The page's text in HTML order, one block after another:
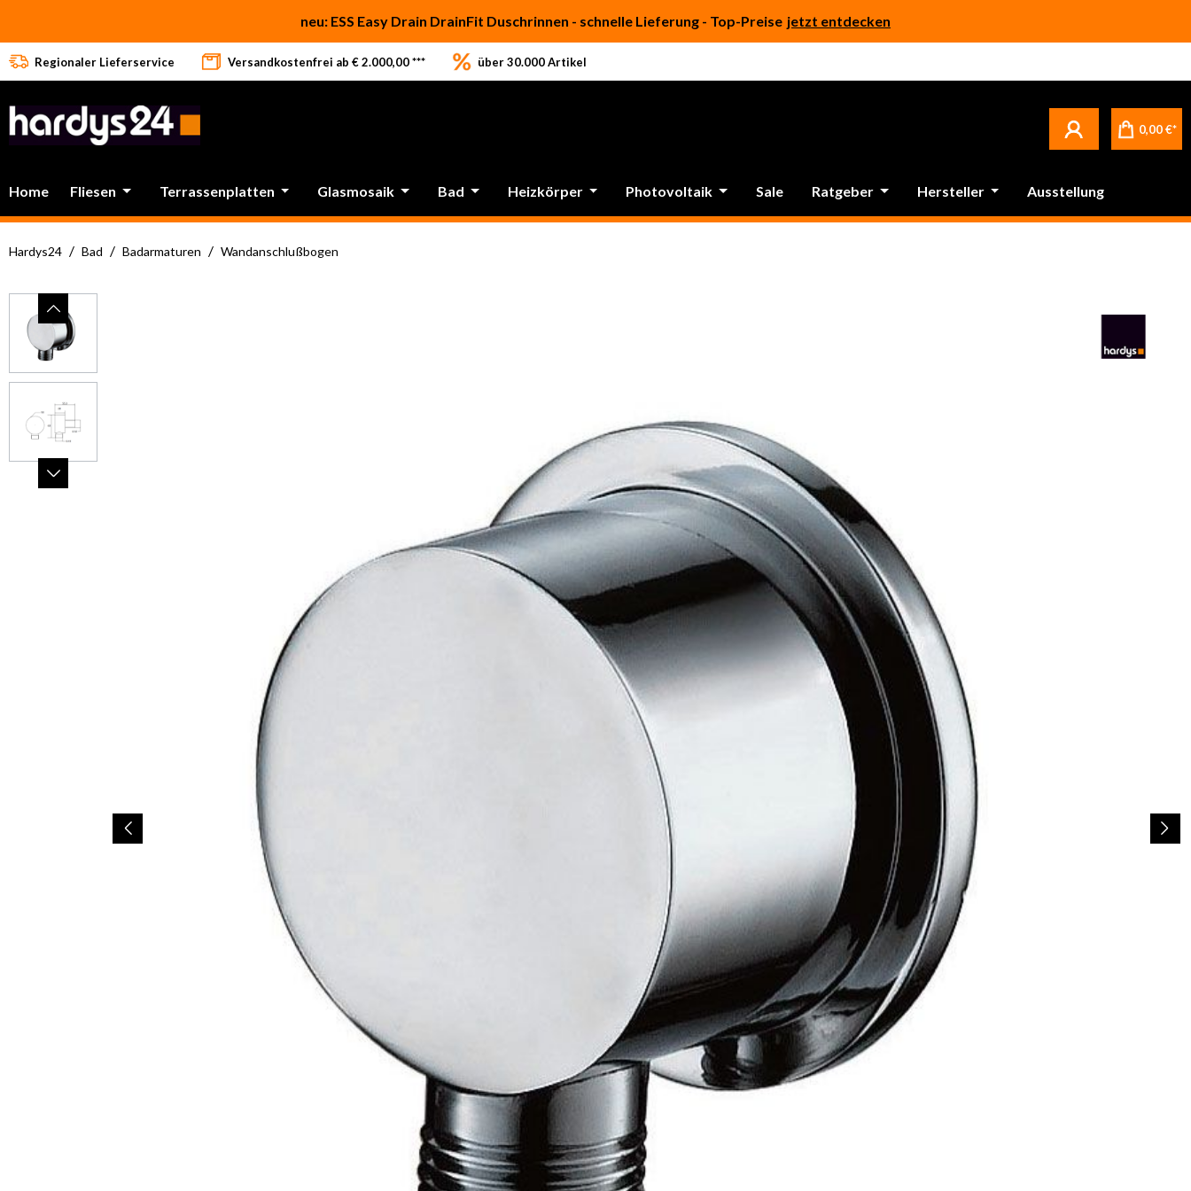
neu: ESS Easy Drain DrainFit Duschrinnen - schnelle Lieferung - Top-Preise jetzt entdecken
Regionaler Lieferservice Versandkostenfrei ab € 2.000,00 *** über 30.000 Artikel
0,00 €*
Home Fliesen Terrassenplatten Glasmosaik Bad Heizkörper Photovoltaik Sale Ratgeber Hersteller Ausstellung
Hardys24 / Bad / Badarmaturen / Wandanschlußbogen
Bildergalerie überspringen